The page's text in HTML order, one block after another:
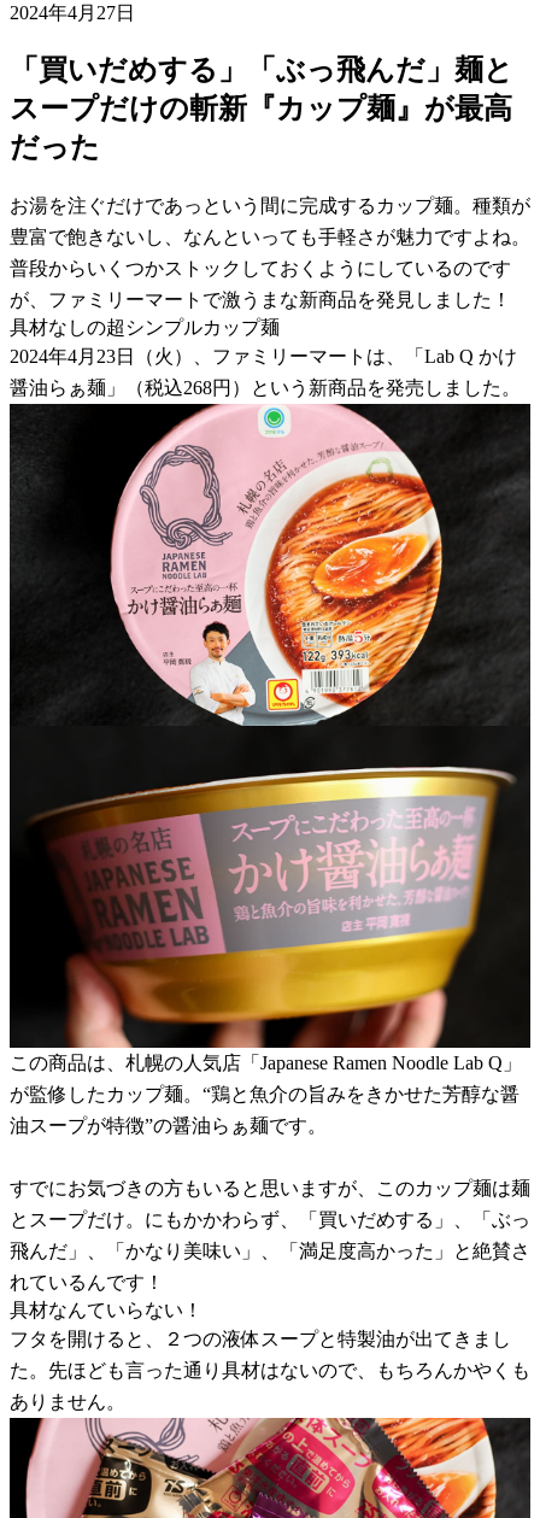
2024年4月27日
「買いだめする」「ぶっ飛んだ」麺と
スープだけの斬新『カップ麺』が最高
だった
お湯を注ぐだけであっという間に完成するカップ麺。種類が
豊富で飽きないし、なんといっても手軽さが魅力ですよね。
普段からいくつかストックしておくようにしているのです
が、ファミリーマートで激うまな新商品を発見しました！
具材なしの超シンプルカップ麺
2024年4月23日（火）、ファミリーマートは、「Lab Q かけ
醤油らぁ麺」（税込268円）という新商品を発売しました。
この商品は、札幌の人気店「Japanese Ramen Noodle Lab Q」
が監修したカップ麺。“鶏と魚介の旨みをきかせた芳醇な醤
油スープが特徴”の醤油らぁ麺です。
すでにお気づきの方もいると思いますが、このカップ麺は麺
とスープだけ。にもかかわらず、「買いだめする」、「ぶっ
飛んだ」、「かなり美味い」、「満足度高かった」と絶賛さ
れているんです！
具材なんていらない！
フタを開けると、２つの液体スープと特製油が出てきまし
た。先ほども言った通り具材はないので、もちろんかやくも
ありません。